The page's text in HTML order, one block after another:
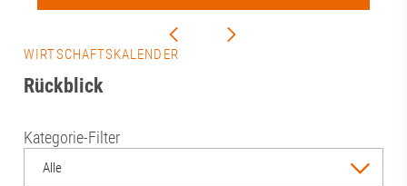
WIRTSCHAFTSKALENDER
Rückblick
Kategorie-Filter
Alle